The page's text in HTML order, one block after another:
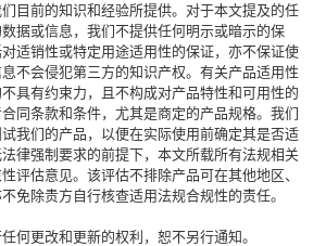
目前的知识和经验所提供。对于本文提及的任
据或信息，我们不提供任何明示或暗示的保
适销性或特定用途适用性的保证，亦不保证使
不会侵犯第三方的知识产权。有关产品适用性
具有约束力，且不构成对产品特性和可用性的
同条款和条件，尤其是商定的产品规格。我们
我们的产品，以便在实际使用前确定其是否适
律强制要求的前提下，本文所载所有法规相关
评估意见。该评估不排除产品可在其他地区、
免除贵方自行核查适用法规合规性的责任。
何更改和更新的权利，恕不另行通知。